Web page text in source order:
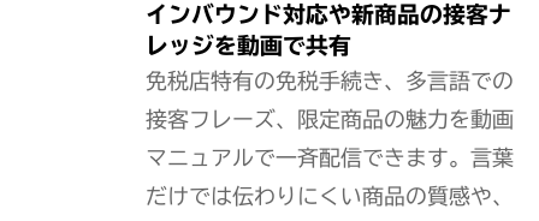
インバウンド対応や新商品の接客ナ
レッジを動画で共有
免税店特有の免税手続き、多言語での
接客フレーズ、限定商品の魅力を動画
マニュアルで一斉配信できます。言葉
だけでは伝わりにくい商品の質感や、